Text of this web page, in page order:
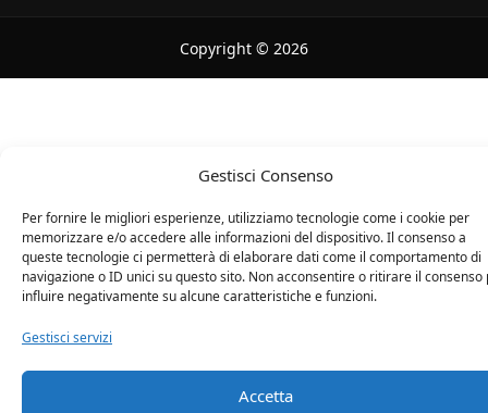
Gestisci Consenso
Per fornire le migliori esperienze, utilizziamo tecnologie come i cookie per
memorizzare e/o accedere alle informazioni del dispositivo. Il consenso a
queste tecnologie ci permetterà di elaborare dati come il comportamento di
navigazione o ID unici su questo sito. Non acconsentire o ritirare il consenso
influire negativamente su alcune caratteristiche e funzioni.
Gestisci servizi
Accetta
Copyright © 2026